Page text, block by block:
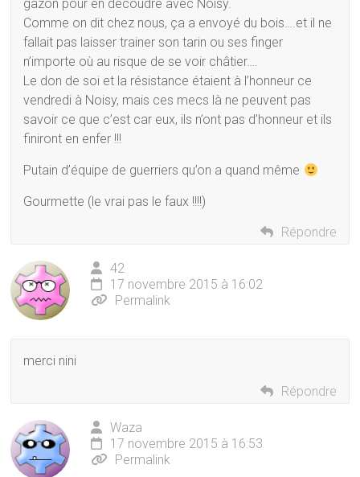
gazon pour en découdre avec Noisy.
Comme on dit chez nous, ça a envoyé du bois….et il ne
fallait pas laisser trainer son tarin ou ses finger
n’importe où au risque de se voir châtier….
Le don de soi et la résistance étaient à l’honneur ce
vendredi à Noisy, mais ces mecs là ne peuvent pas
savoir ce que c’est car eux, ils n’ont pas d’honneur et ils
finiront en enfer !!!
Putain d’équipe de guerriers qu’on a quand même
Gourmette (le vrai pas le faux !!!!)
Répondre
42
17 novembre 2015 à 16:02
Permalink
merci nini
Répondre
Waza
17 novembre 2015 à 16:53
Permalink